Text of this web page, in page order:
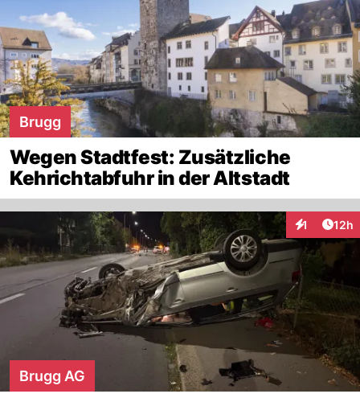
Brugg
Wegen Stadtfest: Zusätzliche
Kehrichtabfuhr in der Altstadt
1 12h
Brugg AG